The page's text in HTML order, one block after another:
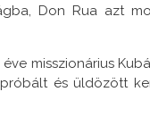
Don Rua azt
misszionárius
és üldözött